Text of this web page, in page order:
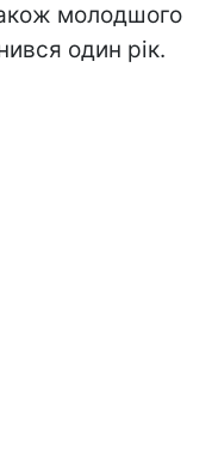
молодшого
один рік.